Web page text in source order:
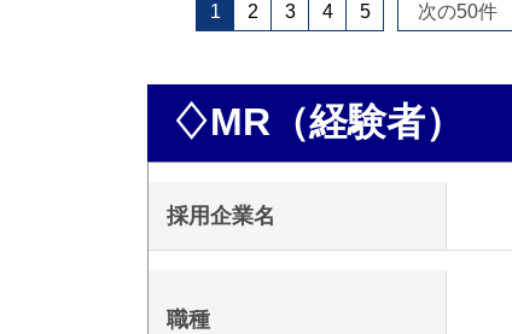
1 2 3 4 5 次の50件
♢MR（経験者）
採用企業名
職種